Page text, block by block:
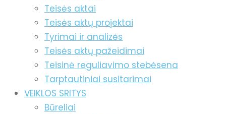
Teisės aktai
Teisės aktų projektai
Tyrimai ir analizės
Teisės aktų pažeidimai
Teisinė reguliavimo stebėsena
Tarptautiniai susitarimai
VEIKLOS SRITYS
Būreliai